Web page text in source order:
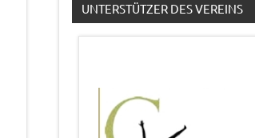
UNTERSTÜTZER DES VEREINS